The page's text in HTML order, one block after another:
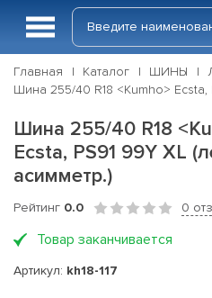
Главная Каталог ШИНЫ
Шина 255/40 R18 <Kumho> Ecsta,
Шина 255/40 R18
Ecsta, PS91 99Y XL
асимметр.)
Рейтинг 0.0 0
Товар заканчивается
Артикул: kh18-117